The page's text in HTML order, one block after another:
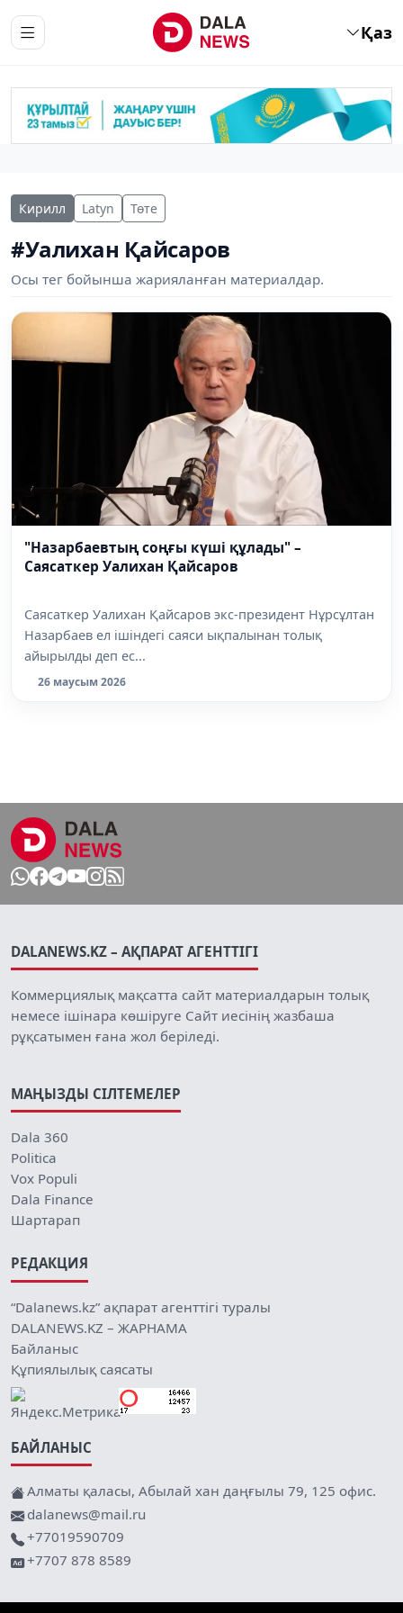
Қаз
Кирилл Latyn Төте
#Уалихан Қайсаров
Осы тег бойынша жарияланған материалдар.
"Назарбаевтың соңғы күші құлады" –
Саясаткер Уалихан Қайсаров
Саясаткер Уалихан Қайсаров экс-президент Нұрсұлтан
Назарбаев ел ішіндегі саяси ықпалынан толық
айырылды деп ес...
26 маусым 2026
DALANEWS.KZ – АҚПАРАТ АГЕНТТІГІ
Коммерциялық мақсатта сайт материалдарын толық
немесе ішінара көшіруге Сайт иесінің жазбаша
рұқсатымен ғана жол беріледі.
МАҢЫЗДЫ СІЛТЕМЕЛЕР
Dala 360
Politica
Vox Populi
Dala Finance
Шартарап
РЕДАКЦИЯ
“Dalanews.kz” ақпарат агенттігі туралы
DALANEWS.KZ – ЖАРНАМА
Байланыс
Құпиялылық саясаты
БАЙЛАНЫС
Алматы қаласы, Абылай хан даңғылы 79, 125 офис.
dalanews@mail.ru
+77019590709
+7707 878 8589